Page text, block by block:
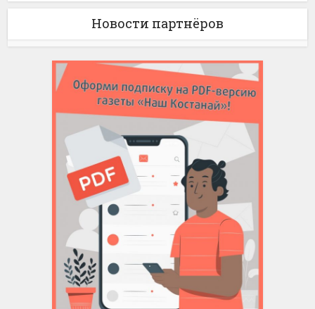
Новости партнёров